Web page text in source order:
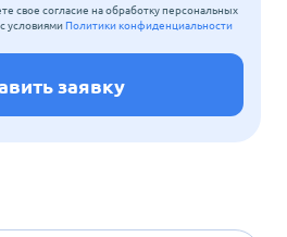
свое согласие на обработку персональных
условиямиПолитики конфиденциальности
заявку